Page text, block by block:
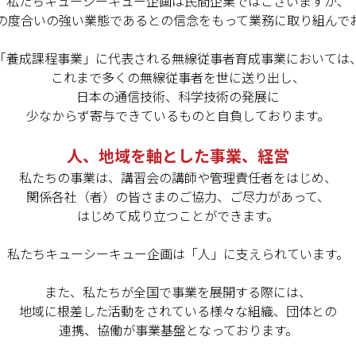
度合いの強い業態であるとの信念をもって業務に取り組んで
養成課程事業」に代表される無線従事者育成事業においては、
これまで多くの無線従事者を世に送り出し、
日本の通信技術、科学技術の発展に
少なからず寄与できているものと自負しております。
人、地域を軸とした事業、経営
私たちの事業は、講習会の講師や管理責任者をはじめ、
関係各社（者）の皆さまのご協力、ご尽力があって、
はじめて成り立つことができます。
私たちキューシーキュー企画は「人」に支えられています。
また、私たちが全国で事業を展開する際には、
地域に根差した活動をされている様々な組織、団体との
連携、協働が事業基盤となっております。